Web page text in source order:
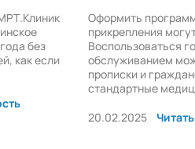
без
как если
Оформить
прикрепления
Воспользоваться
обслуживанием
прописки и
стандартные
20.02.2025